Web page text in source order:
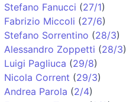
Stefano Fanucci (27/1)
Fabrizio Miccoli (27/6)
Stefano Sorrentino (28/3)
Alessandro Zoppetti (28/3)
Luigi Pagliuca (29/8)
Nicola Corrent (29/3)
Andrea Parola (2/4)